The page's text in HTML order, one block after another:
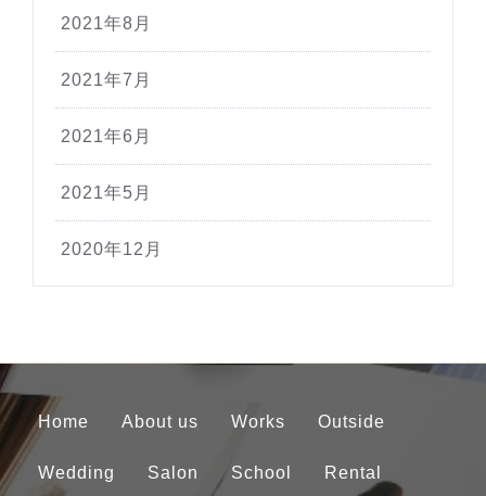
2021年8月
2021年7月
2021年6月
2021年5月
2020年12月
Home About us Works Outside
Wedding Salon School Rental